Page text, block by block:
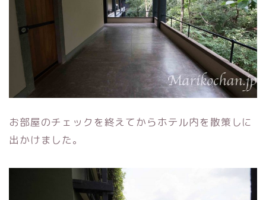
お部屋のチェックを終えてからホテル内を散策しに
出かけました。